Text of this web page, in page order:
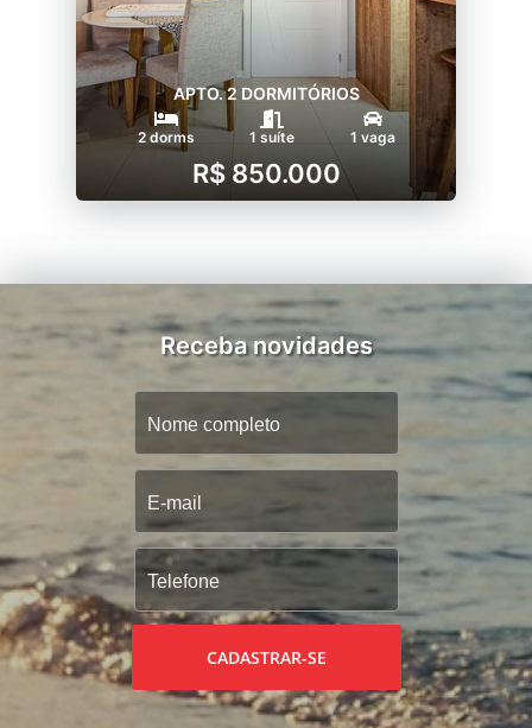
APTO. 2 DORMITÓRIOS
2 dorms 1 suíte 1 vaga
R$ 850.000
Receba novidades
CADASTRAR-SE